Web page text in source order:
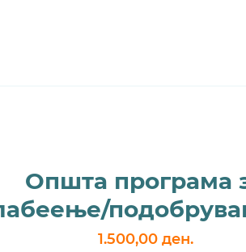
Општа програма
исхраната
1.500,00 ден.